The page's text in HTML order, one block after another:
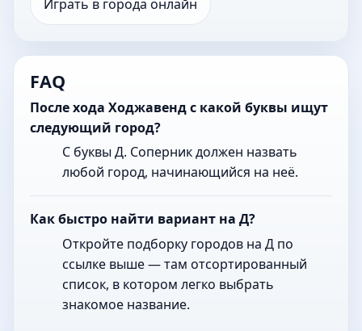
Играть в города онлайн
FAQ
После хода Ходжавенд с какой буквы ищут
следующий город?
С буквы Д. Соперник должен назвать
любой город, начинающийся на неё.
Как быстро найти вариант на Д?
Откройте подборку городов на Д по
ссылке выше — там отсортированный
список, в котором легко выбрать
знакомое название.